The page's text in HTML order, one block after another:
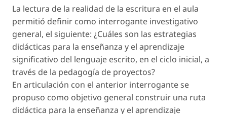
La lectura de la realidad de la escritura en el aula
permitió definir como interrogante investigativo
general, el siguiente: ¿Cuáles son las estrategias
didácticas para la enseñanza y el aprendizaje
significativo del lenguaje escrito, en el ciclo inicial, a
través de la pedagogía de proyectos?
En articulación con el anterior interrogante se
propuso como objetivo general construir una ruta
didáctica para la enseñanza y el aprendizaje